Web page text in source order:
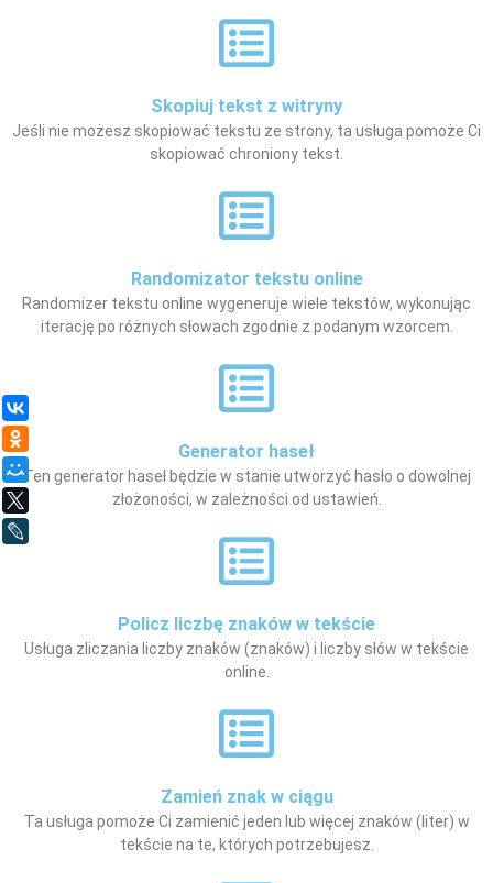
Skopiuj tekst z witryny
Jeśli nie możesz skopiować tekstu ze strony, ta usługa pomoże Ci
skopiować chroniony tekst.
Randomizator tekstu online
Randomizer tekstu online wygeneruje wiele tekstów, wykonując
iterację po różnych słowach zgodnie z podanym wzorcem.
Generator haseł
Ten generator haseł będzie w stanie utworzyć hasło o dowolnej
złożoności, w zależności od ustawień.
Policz liczbę znaków w tekście
Usługa zliczania liczby znaków (znaków) i liczby słów w tekście
online.
Zamień znak w ciągu
Ta usługa pomoże Ci zamienić jeden lub więcej znaków (liter) w
tekście na te, których potrzebujesz.
Мой Мир